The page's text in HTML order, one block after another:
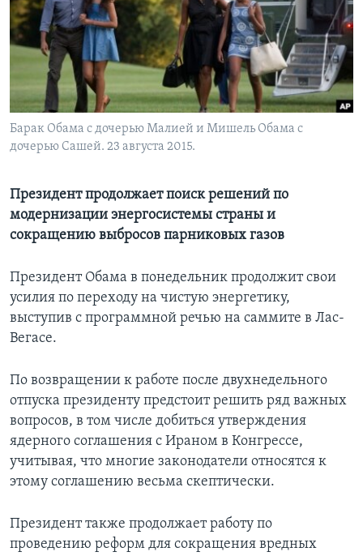
Learning English
СОЦИАЛЬНЫЕ СЕТИ
Языки
Барак Обама с дочерью Малией и Мишель Обама с
дочерью Сашей. 23 августа 2015.
Президент продолжает поиск решений по
модернизации энергосистемы страны и
сокращению выбросов парниковых газов
Президент Обама в понедельник продолжит свои
усилия по переходу на чистую энергетику,
выступив с программной речью на саммите в Лас-
Вегасе.
По возвращении к работе после двухнедельного
отпуска президенту предстоит решить ряд важных
вопросов, в том числе добиться утверждения
ядерного соглашения с Ираном в Конгрессе,
учитывая, что многие законодатели относятся к
этому соглашению весьма скептически.
Президент также продолжает работу по
проведению реформ для сокращения вредных